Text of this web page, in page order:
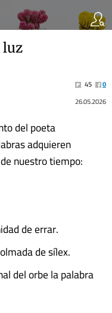
luz
45
0
26.05.2026
del poeta
adquieren
nuestro tiempo:
de errar.
de sílex.
del orbe la palabra